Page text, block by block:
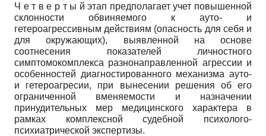
Ч е т в е р т ы й этап предполагает учет повышенной
склонности обвиняемого к ауто- и
гетероагрессивным действиям (опасность для себя и
для окружающих), выявленной на основе
соотнесения показателей личностного
симптомокомплекса разнонаправленной агрессии и
особенностей диагностированного механизма ауто-
и гетероагресии, при вынесении решения об его
ограниченной вменяемости и назначении
принудительных мер медицинского характера в
рамках комплексной судебной психолого-
психиатрической экспертизы.